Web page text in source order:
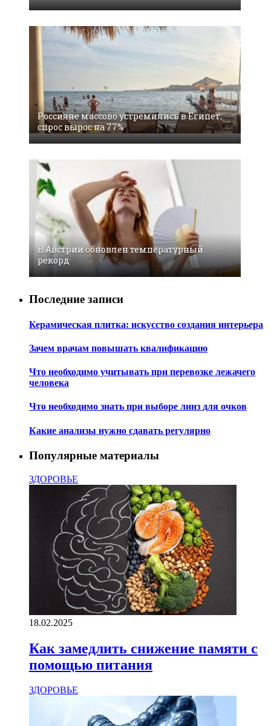
Россияне массово устремились в Египет:
спрос вырос на 77%
В Австрии обновлен температурный
рекорд
Последние записи
Керамическая плитка: искусство создания интерьера
Зачем врачам повышать квалификацию
Что необходимо учитывать при перевозке лежачего
человека
Что необходимо знать при выборе линз для очков
Какие анализы нужно сдавать регулярно
Популярные материалы
ЗДОРОВЬЕ
18.02.2025
Как замедлить снижение памяти с
помощью питания
ЗДОРОВЬЕ